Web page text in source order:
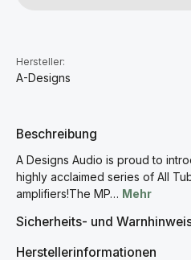
Hersteller:
A-Designs
Beschreibung
A Designs Audio is proud to
highly acclaimed series of All
amplifiers!The MP… Mehr
Sicherheits- und
Herstellerinformationen